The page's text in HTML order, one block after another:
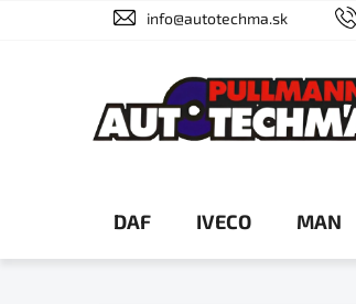
info@autotechma.sk
DAF IVECO MAN